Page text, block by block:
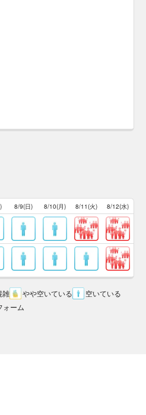
8/9(日) 8/10(月) 8/11(火) 8/12(水)
雑 やや空いている
空いている
ォーム